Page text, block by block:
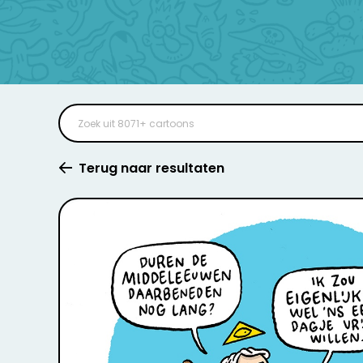
Terug naar resultaten